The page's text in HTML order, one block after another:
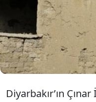
Dümez’in
ile halası
bir çocuk ise
yıl hapisle
Diyarbakır’ın